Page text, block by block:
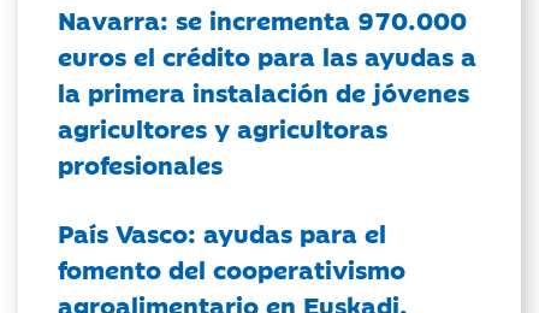
Navarra: se incrementa 970.000
euros el crédito para las ayudas a
la primera instalación de jóvenes
agricultores y agricultoras
profesionales
País Vasco: ayudas para el
fomento del cooperativismo
agroalimentario en Euskadi.